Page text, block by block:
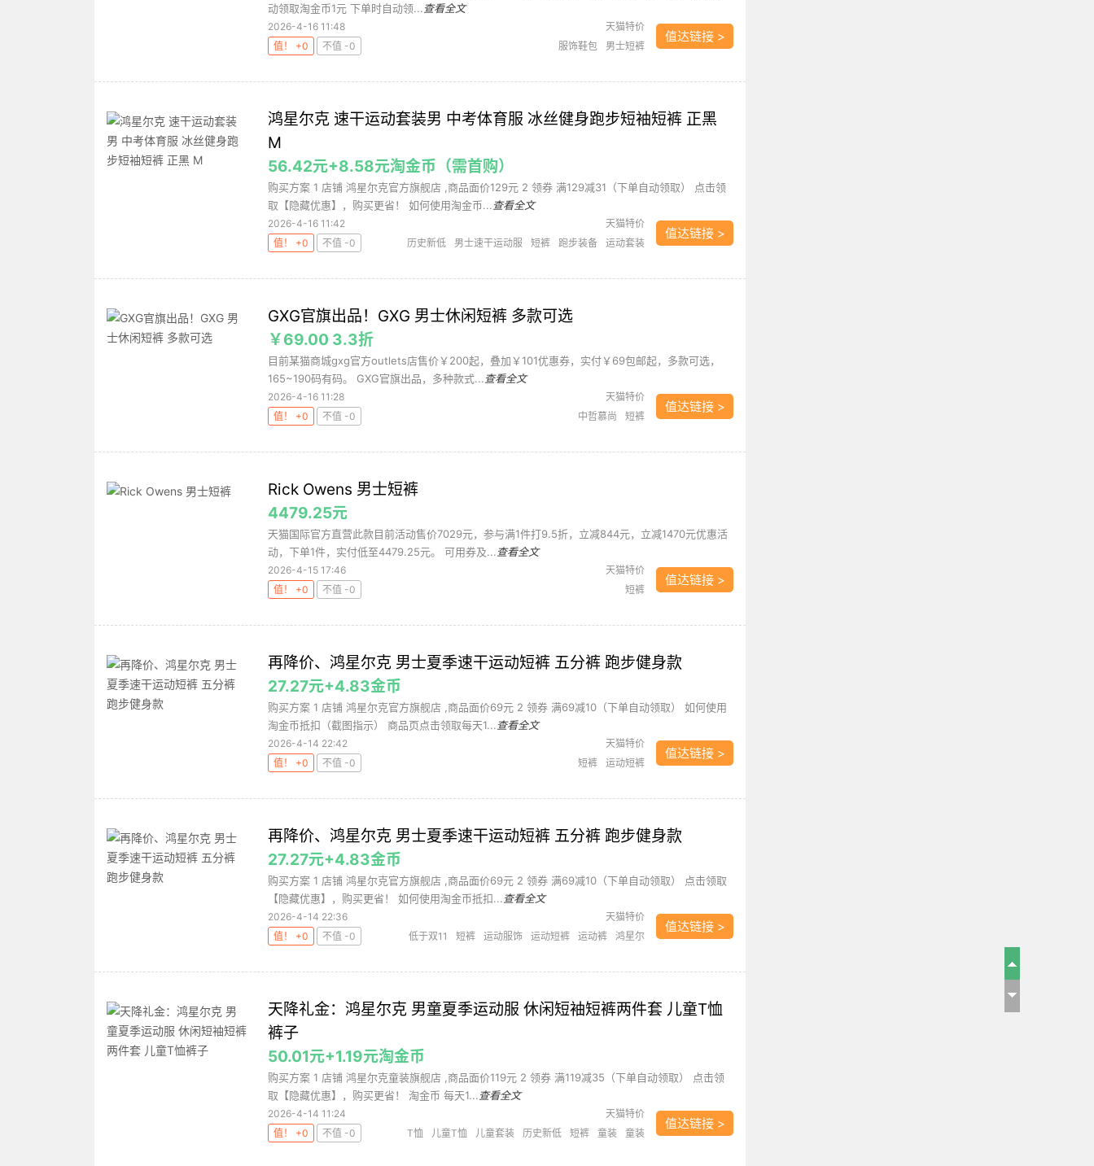
动领取淘金币1元 下单时自动领... 查看全文
2026-4-16 11:48
天猫特价
值！ +0
不值 -0 服饰鞋包 男士短裤
值达链接 >
鸿星尔克 速干运动套装男 中考体育服 冰丝健身跑步短袖短裤 正黑
M
56.42元+8.58元淘金币（需首购）
购买方案 1 店铺 鸿星尔克官方旗舰店 ,商品面价129元 2 领券 满129减31（下单自动领取） 点击领
取【隐藏优惠】，购买更省！ 如何使用淘金币... 查看全文
2026-4-16 11:42
天猫特价
值！ +0
不值 -0 历史新低 男士速干运动服 短裤 跑步装备
运动套装
值达链接 >
GXG官旗出品！GXG 男士休闲短裤 多款可选
￥69.00 3.3折
目前某猫商城gxg官方outlets店售价￥200起，叠加￥101优惠券，实付￥69包邮起，多款可选，
165~190码有码。 GXG官旗出品，多种款式... 查看全文
2026-4-16 11:28
天猫特价
值！ +0
不值 -0 中哲慕尚 短裤
值达链接 >
Rick Owens 男士短裤
4479.25元
天猫国际官方直营此款目前活动售价7029元，参与满1件打9.5折，立减844元，立减1470元优惠活
动，下单1件，实付低至4479.25元。 可用券及... 查看全文
2026-4-15 17:46
天猫特价
值！ +0
不值 -0 短裤
值达链接 >
再降价、鸿星尔克 男士夏季速干运动短裤 五分裤 跑步健身款
27.27元+4.83金币
购买方案 1 店铺 鸿星尔克官方旗舰店 ,商品面价69元 2 领券 满69减10（下单自动领取） 如何使用
淘金币抵扣（截图指示） 商品页点击领取每天1... 查看全文
2026-4-14 22:42
天猫特价
值！ +0
不值 -0 短裤 运动短裤
值达链接 >
再降价、鸿星尔克 男士夏季速干运动短裤 五分裤 跑步健身款
27.27元+4.83金币
购买方案 1 店铺 鸿星尔克官方旗舰店 ,商品面价69元 2 领券 满69减10（下单自动领取） 点击领取
【隐藏优惠】，购买更省！ 如何使用淘金币抵扣... 查看全文
2026-4-14 22:36
天猫特价
值！ +0
不值 -0 低于双11 短裤 运动服饰 运动短裤 运动裤
鸿星尔
值达链接 >
天降礼金：鸿星尔克 男童夏季运动服 休闲短袖短裤两件套 儿童T恤
裤子
50.01元+1.19元淘金币
购买方案 1 店铺 鸿星尔克童装旗舰店 ,商品面价119元 2 领券 满119减35（下单自动领取） 点击领
取【隐藏优惠】，购买更省！ 淘金币 每天1... 查看全文
2026-4-14 11:24
天猫特价
值！ +0
不值 -0 T恤 儿童T恤 儿童套装 历史新低 短裤 童装
童装
值达链接 >